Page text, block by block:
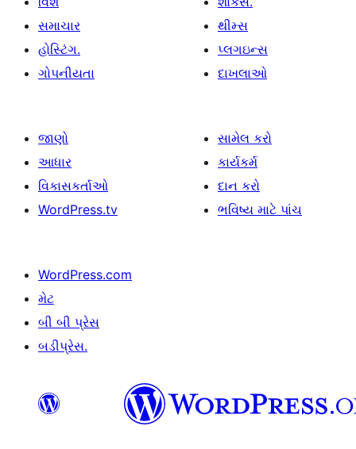
સમાચાર
હોસ્ટિંગ.
ગોપનીયતા
થીમ્સ
પ્લગઇન્સ
દાખલાઓ
જાણો
આધાર
વિકાસકર્તાઓ
WordPress.tv
સામેલ કરો
કાર્યકર્મ
દાન કરો
ભવિષ્ય માટે પાંચ
WordPress.com
મેટ
બી બી પ્રેસ
બડીપ્રેસ.